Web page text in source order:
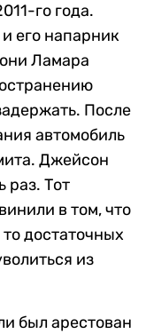
го года.
его напарник
Ламара
После
автомобиль
Джейсон
раз. Тот
в том, что
достаточных
из
был арестован